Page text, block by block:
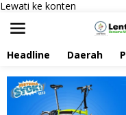
Lewati ke konten
Headline Daerah